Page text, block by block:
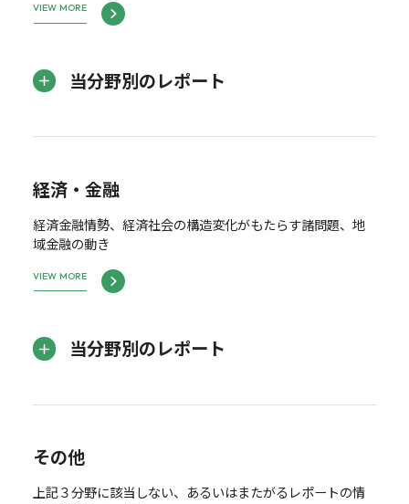
VIEW MORE
当分野別のレポート
経済・金融
経済金融情勢、経済社会の構造変化がもたらす諸問題、地
域金融の動き
VIEW MORE
当分野別のレポート
その他
上記３分野に該当しない、あるいはまたがるレポートの情